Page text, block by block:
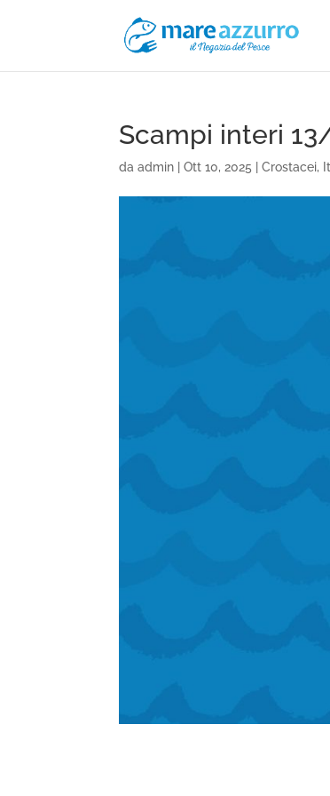
Scampi interi
daadmin |Ott 10, 2025 |Crostacei,